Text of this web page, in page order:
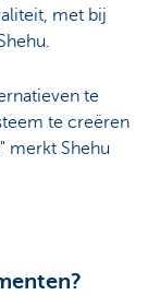
met bij
te
te creëren
merkt Shehu